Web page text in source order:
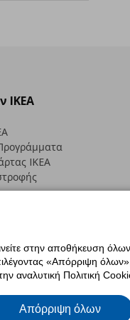
IKEA
IKEA
Cookies Δήλωση
στην αποθήκευση
«Απόρριψη όλων»,
αναλυτική Πολιτική
Απόρριψη όλων